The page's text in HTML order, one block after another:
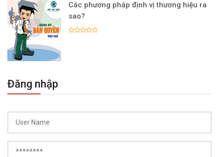
Các phương pháp định vị thương hiệu ra
sao?
Đăng nhập